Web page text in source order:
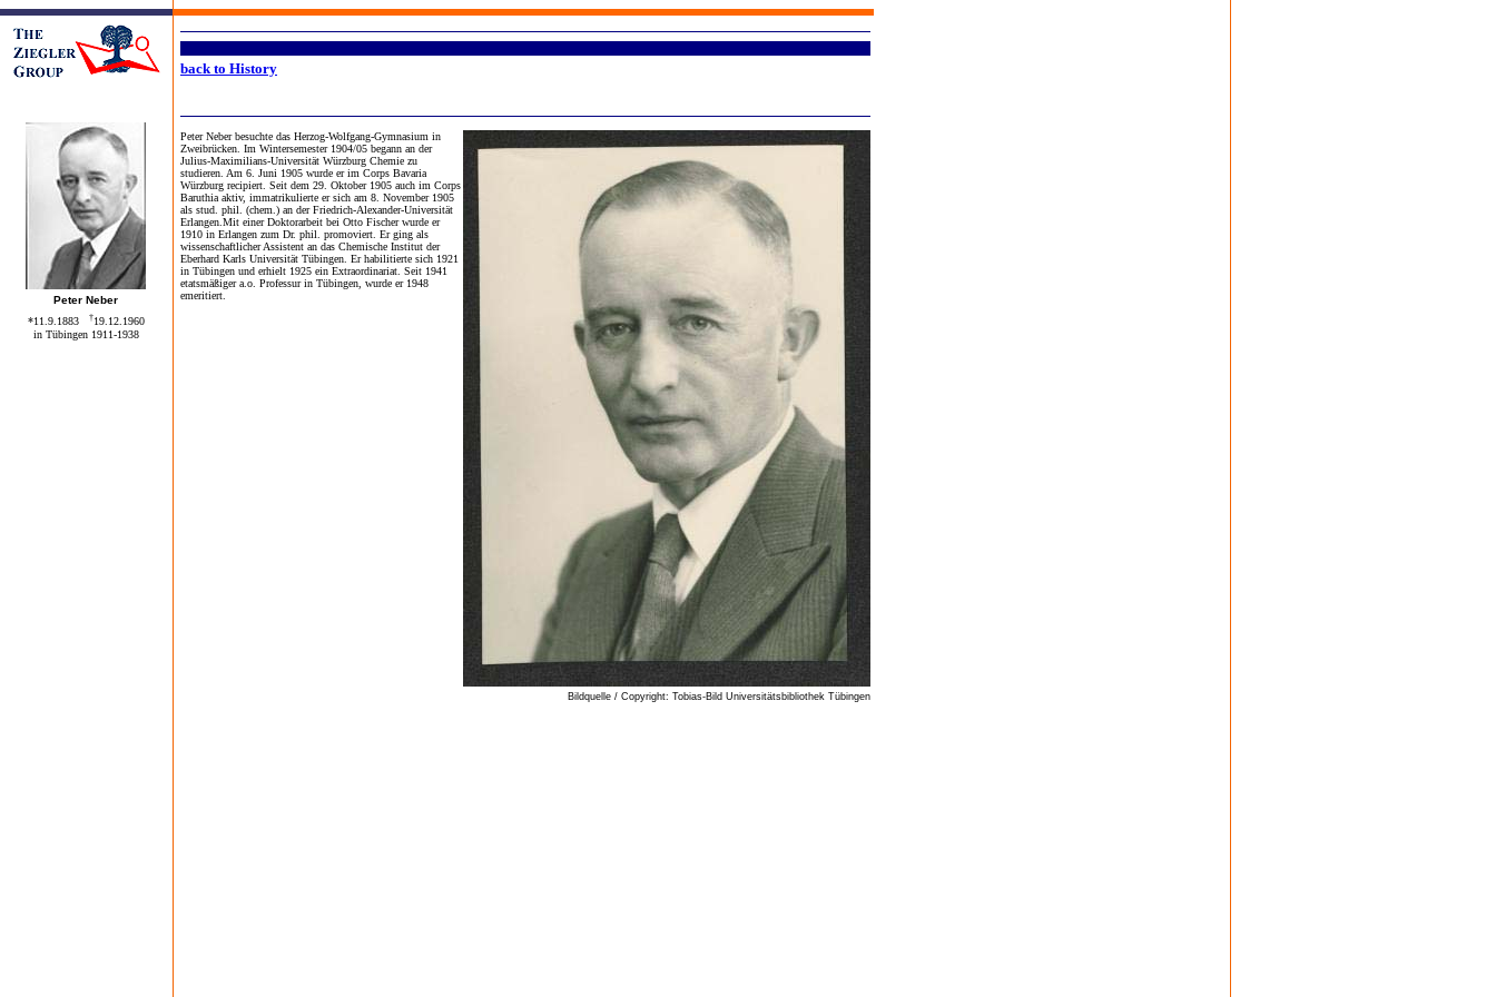
Peter Neber
*11.9.1883
†19.12.1960
in Tübingen 1911-1938
back to History
Peter Neber besuchte das Herzog-Wolfgang-Gymnasium in
Zweibrücken. Im Wintersemester 1904/05 begann an der
Julius-Maximilians-Universität Würzburg Chemie zu
studieren. Am 6. Juni 1905 wurde er im Corps Bavaria
Würzburg recipiert. Seit dem 29. Oktober 1905 auch im Corps
Baruthia aktiv, immatrikulierte er sich am 8. November 1905
als stud. phil. (chem.) an der Friedrich-Alexander-Universität
Erlangen. Mit einer Doktorarbeit bei Otto Fischer wurde er
1910 in Erlangen zum Dr. phil. promoviert. Er ging als
wissenschaftlicher Assistent an das Chemische Institut der
Eberhard Karls Universität Tübingen. Er habilitierte sich 1921
in Tübingen und erhielt 1925 ein Extraordinariat. Seit 1941
etatsmäßiger a.o. Professur in Tübingen, wurde er 1948
emeritiert.
Bildquelle / Copyright: Tobias-Bild Universitätsbibliothek Tübingen